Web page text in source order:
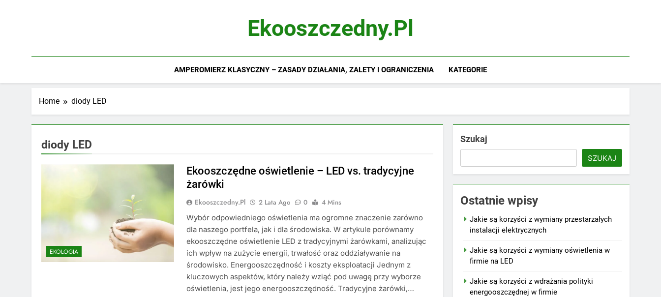
Ekooszczedny.pl
AMPEROMIERZ KLASYCZNY – ZASADY DZIAŁANIA, ZALETY I OGRANICZENIA KATEGORIE
Home diody LED
diody LED
EKOLOGIA
Ekooszczędne oświetlenie – LED vs. tradycyjne
żarówki
Ekooszczedny.pl 2 Lata Ago 0
4 Mins
Wybór odpowiedniego oświetlenia ma ogromne znaczenie zarówno
dla naszego portfela, jak i dla środowiska. W artykule porównamy
ekooszczędne oświetlenie LED z tradycyjnymi żarówkami, analizując
ich wpływ na zużycie energii, trwałość oraz oddziaływanie na
środowisko. Energooszczędność i koszty eksploatacji Jednym z
kluczowych aspektów, który należy wziąć pod uwagę przy wyborze
oświetlenia, jest jego energooszczędność. Tradycyjne żarówki,…
Szukaj
SZUKAJ
Ostatnie wpisy
Jakie są korzyści z wymiany przestarzałych
instalacji elektrycznych
Jakie są korzyści z wymiany oświetlenia w
firmie na LED
Jakie są korzyści z wdrażania polityki
energooszczędnej w firmie